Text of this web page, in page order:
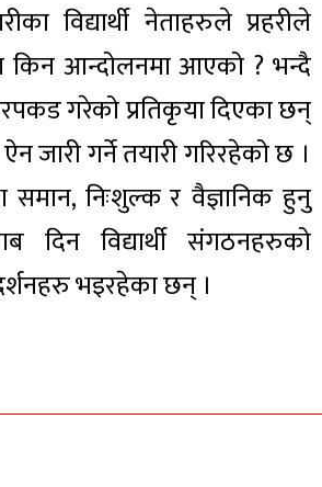
विद्यार्थी नेताहरुले प्रहरीले
किन आन्दोलनमा आएको ? भन्दै
गरेको प्रतिकृया दिएका छन्
जारी गर्ने तयारी गरिरहेको छ ।
समान, निःशुल्क र वैज्ञानिक हुनु
दिन विद्यार्थी संगठनहरुको
भइरहेका छन् ।